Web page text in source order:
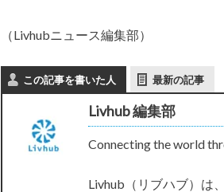
（Livhubニュース編集部）
この記事を書いた人 最新の記事
Livhub 編集部
Connecting the world
Livhub（リブハブ）は